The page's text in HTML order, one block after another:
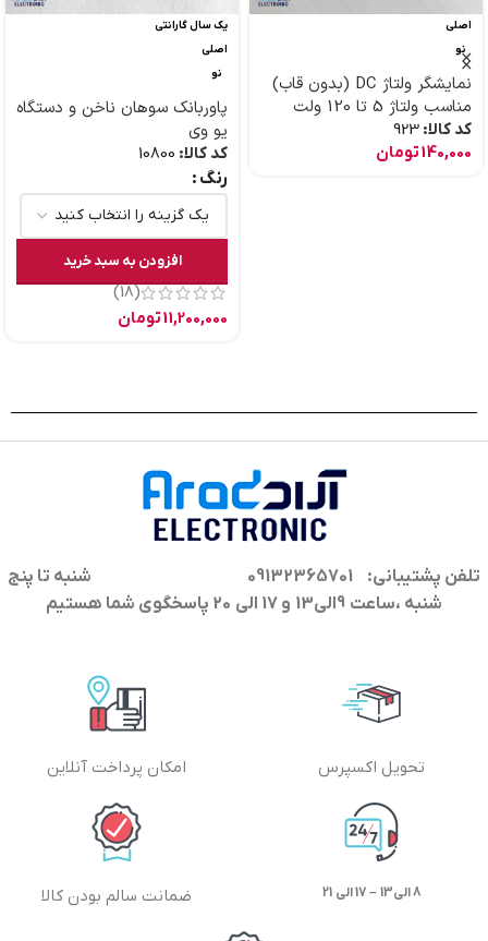
اصلی
نو
نمایشگر ولتاژ DC (بدون قاب)
مناسب ولتاژ 5 تا 120 ولت
کد کالا: 923
140,000تومان
یک سال گارانتی
اصلی
نو
پاوربانک سوهان ناخن و دستگاه
یو وی
کد کالا: 10800
رنگ
افزودن به سبد خرید
(18)
11,200,000تومان
تلفن پشتیبانی: 09132365701
شنبه تا پنج
شنبه ،ساعت 9الی13 و 17 الی 20 پاسخگوی شما هستیم
تحویل اکسپرس امکان پرداخت آنلاین
8 الی13 – 17 الی 21 ضمانت سالم بودن کالا